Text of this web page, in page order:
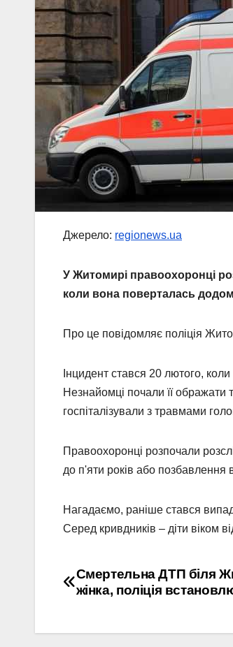
Джерело: regionews.ua
У Житомирі правоохоронці
коли вона поверталась
Про це повідомляє поліція
Інцидент стався 20 лютого,
Незнайомці почали її ображати
госпіталізували з травмами
Правоохоронці розпочали
до п'яти років або позбавлення
Нагадаємо, раніше стався
Серед кривдників – діти віком
Навігація
Смертельна ДТП біля
жінка, поліція